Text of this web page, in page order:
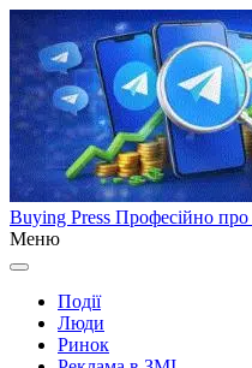
Buying Press Професійно про
Меню
Події
Люди
Ринок